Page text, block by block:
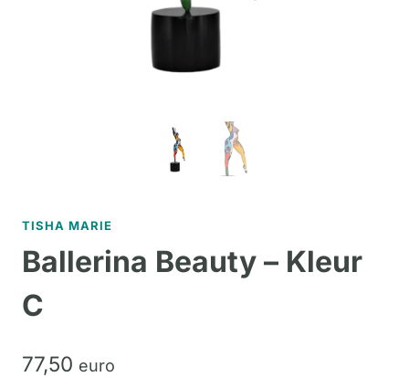
TISHA MARIE
Ballerina Beauty – Kleur
C
77,50 euro